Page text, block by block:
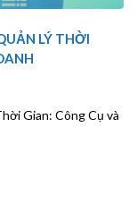
LÝ THỜI
Gian: Công Cụ và